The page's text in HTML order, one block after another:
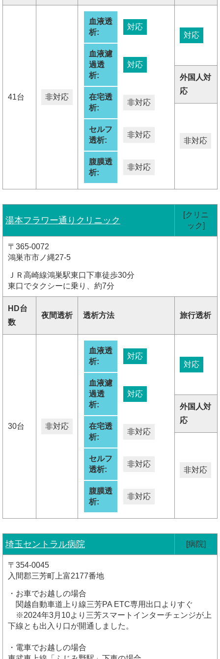
41台 非対応
血液透
析:
対応
血液濾
過透
析:
対応
在宅透
析:
非対応
セルフ
透析:
非対応
腹膜透
析:
非対応
対応
外国人対
応
非対応
湯本フラワー通りクリニック
[クリニ
ック]
〒365-0072
鴻巣市市ノ縄27-5
ＪＲ高崎線鴻巣駅東口下車徒歩30分
東口でタクシーに乗り、約7分
HD台
数
夜間透析 透析方法 旅行透析
30台 非対応
血液透
析:
対応
血液濾
過透
析:
対応
在宅透
析:
非対応
セルフ
透析:
非対応
腹膜透
析:
非対応
対応
外国人対
応
非対応
埼玉セントラル病院 [病院]
〒354-0045
入間郡三芳町上富2177番地
・お車でお越しの場合
関越自動車道上り線三芳PA ETC専用出口よりすぐ
※2024年3月10より三芳スマートインターチェンジが上
下線とも出入り口が開通しました。
・電車でお越しの場合